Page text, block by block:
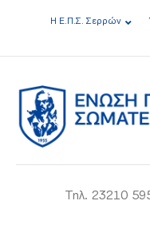
Η Ε.Π.Σ. Σερρών
Τηλ. 23210